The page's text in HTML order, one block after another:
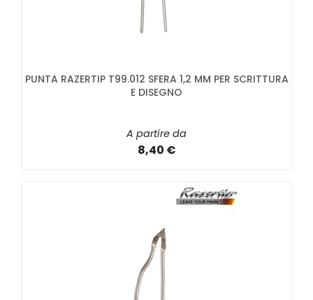
PUNTA RAZERTIP T99.012 SFERA 1,2 MM PER SCRITTURA
E DISEGNO
A partire da
8,40 €